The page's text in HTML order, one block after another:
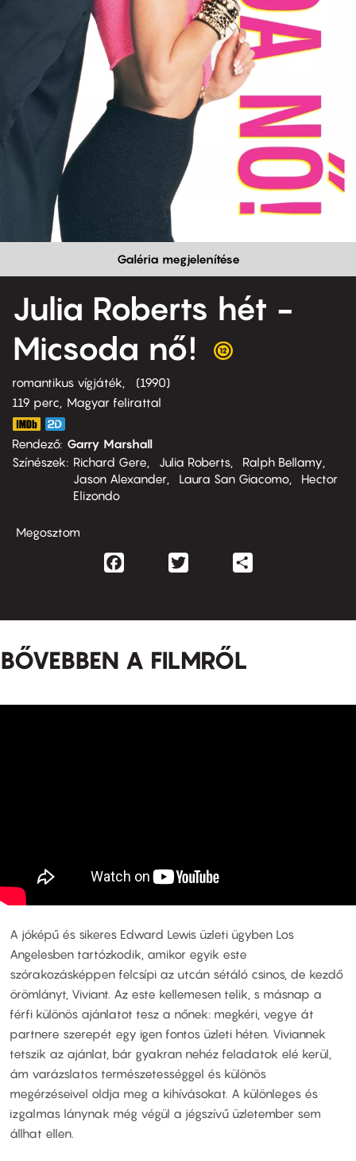
Galéria megjelenítése
Julia Roberts hét -
Micsoda nő!
romantikus vígjáték
1990
119 perc,
Magyar felirattal
Rendező Garry Marshall
Színészek
Richard Gere Julia Roberts
Ralph Bellamy
Jason Alexander
Laura San Giacomo
Hector
Elizondo
Megosztom
Facebook
BŐVEBBEN A FILMRŐL
A jóképű és sikeres Edward Lewis üzleti ügyben Los
Angelesben tartózkodik, amikor egyik este
szórakozásképpen felcsípi az utcán sétáló csinos, de kezdő
örömlányt, Viviant. Az este kellemesen telik, s másnap a
férfi különös ajánlatot tesz a nőnek: megkéri, vegye át
partnere szerepét egy igen fontos üzleti héten. Viviannek
tetszik az ajánlat, bár gyakran nehéz feladatok elé kerül,
ám varázslatos természetességgel és különös
megérzéseivel oldja meg a kihívásokat. A különleges és
izgalmas lánynak még végül a jégszívű üzletember sem
állhat ellen.